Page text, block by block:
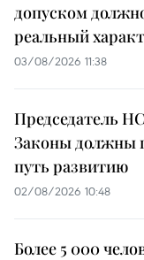
допуском
реальный
03/08/2026 11:38
Председатель
Законы должны
путь развитию
02/08/2026 10:48
Более 5 000